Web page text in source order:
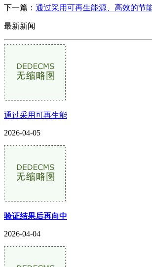
下一篇： 通过采用可再生能源、高效的节
最新新闻
通过采用可再生能
2026-04-05
验证结果后再向中
2026-04-04